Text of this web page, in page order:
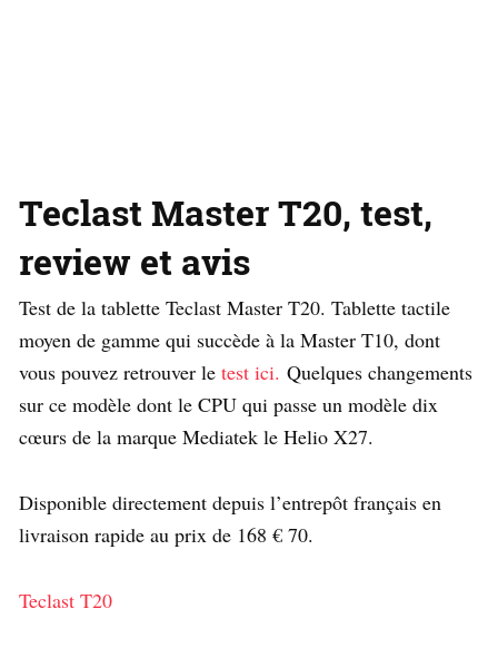
Teclast Master T20, test,
review et avis
Test de la tablette Teclast Master T20. Tablette tactile
moyen de gamme qui succède à la Master T10, dont
vous pouvez retrouver le test ici. Quelques changements
sur ce modèle dont le CPU qui passe un modèle dix
cœurs de la marque Mediatek le Helio X27.
Disponible directement depuis l’entrepôt français en
livraison rapide au prix de 168 € 70.
Teclast T20